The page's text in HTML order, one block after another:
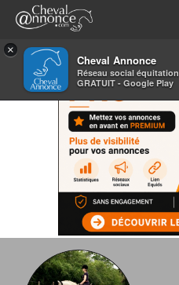
×
Cheval Annonce
Réseau social équitation
GRATUIT - Google Play